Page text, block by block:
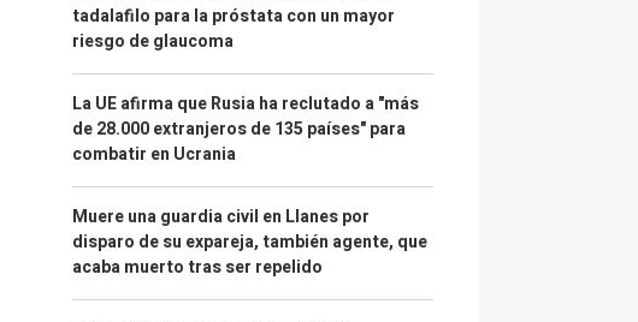
tadalafilo para la próstata con un mayor
riesgo de glaucoma
La UE afirma que Rusia ha reclutado a "más
de 28.000 extranjeros de 135 países" para
combatir en Ucrania
Muere una guardia civil en Llanes por
disparo de su expareja, también agente, que
acaba muerto tras ser repelido